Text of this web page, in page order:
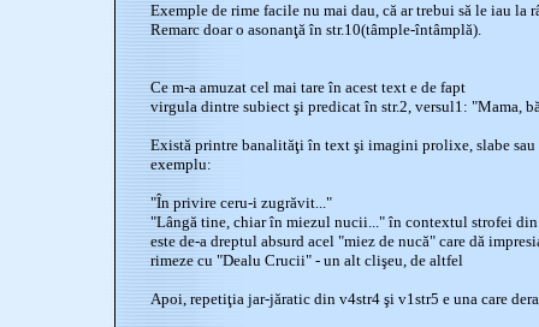
Exemple de rime facile nu mai dau, că ar trebui să le iau la
Remarc doar o asonanţă în str.10(tâmple-întâmplă).
Ce m-a amuzat cel mai tare în acest text e de fapt
virgula dintre subiect şi predicat în str.2, versul1: "Mama,
Există printre banalităţi în text şi imagini prolixe, slabe
exemplu:
"În privire ceru-i zugrăvit..."
"Lângă tine, chiar în miezul nucii..." în contextul strofei din
este de-a dreptul absurd acel "miez de nucă" care dă
rimeze cu "Dealu Crucii" - un alt clişeu, de altfel
Apoi, repetiţia jar-jăratic din v4str4 şi v1str5 e una care